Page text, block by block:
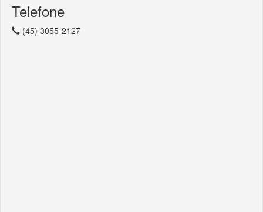
Telefone
(45) 3055-2127